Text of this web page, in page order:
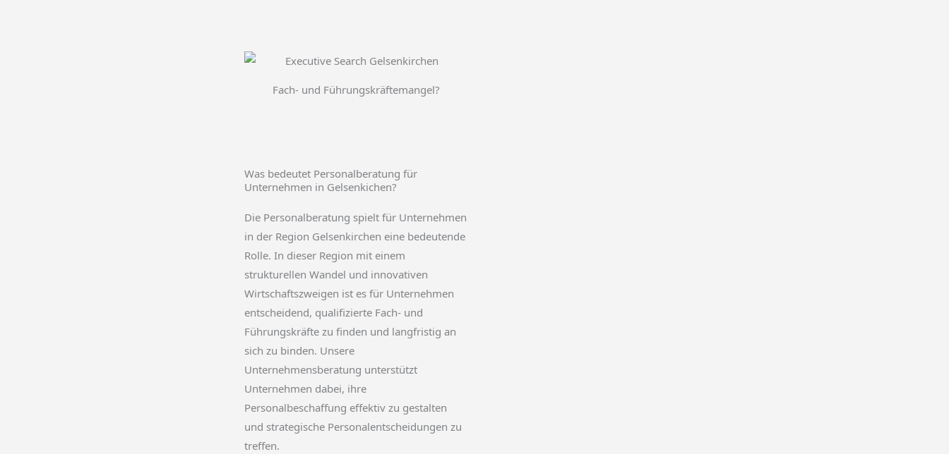
Fach- und Führungskräftemangel?
Was bedeutet Personalberatung für
Unternehmen in Gelsenkichen?
Die Personalberatung spielt für Unternehmen
in der Region Gelsenkirchen eine bedeutende
Rolle. In dieser Region mit einem
strukturellen Wandel und innovativen
Wirtschaftszweigen ist es für Unternehmen
entscheidend, qualifizierte Fach- und
Führungskräfte zu finden und langfristig an
sich zu binden. Unsere
Unternehmensberatung unterstützt
Unternehmen dabei, ihre
Personalbeschaffung effektiv zu gestalten
und strategische Personalentscheidungen zu
treffen.